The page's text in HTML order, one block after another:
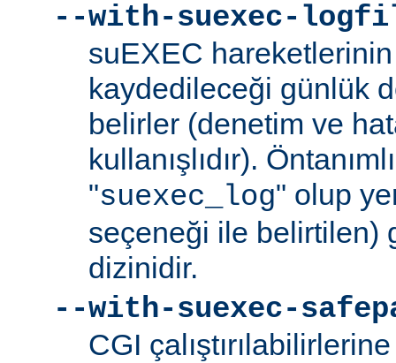
--with-suexec-
suEXEC hareketlerinin
kaydedileceği günlük
belirler (denetim ve
kullanışlıdır).
"suexec_log" olup
seçeneği ile belirtilen)
dizinidir.
--with-suexec-
CGI